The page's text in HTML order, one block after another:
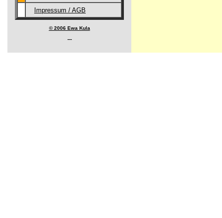
Impressum / AGB
© 2006 Ewa Kula
---